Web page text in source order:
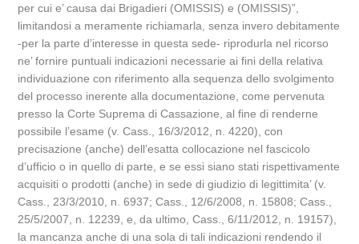
per cui e’ causa dai Brigadieri (OMISSIS) e (OMISSIS)”,
limitandosi a meramente richiamarla, senza invero debitamente
-per la parte d’interesse in questa sede- riprodurla nel ricorso
ne’ fornire puntuali indicazioni necessarie ai fini della relativa
individuazione con riferimento alla sequenza dello svolgimento
del processo inerente alla documentazione, come pervenuta
presso la Corte Suprema di Cassazione, al fine di renderne
possibile l’esame (v. Cass., 16/3/2012, n. 4220), con
precisazione (anche) dell’esatta collocazione nel fascicolo
d’ufficio o in quello di parte, e se essi siano stati rispettivamente
acquisiti o prodotti (anche) in sede di giudizio di legittimita’ (v.
Cass., 23/3/2010, n. 6937; Cass., 12/6/2008, n. 15808; Cass.,
25/5/2007, n. 12239, e, da ultimo, Cass., 6/11/2012, n. 19157),
la mancanza anche di una sola di tali indicazioni rendendo il